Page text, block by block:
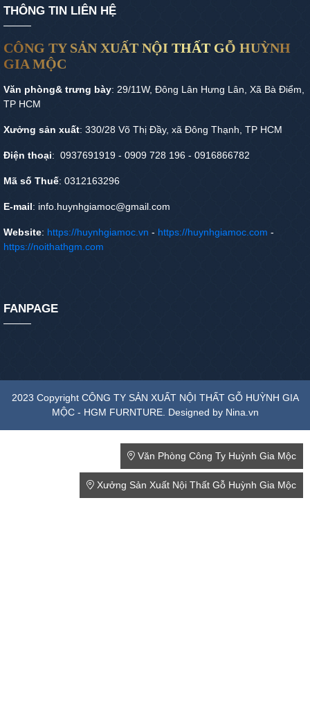
THÔNG TIN LIÊN HỆ
CÔNG TY SẢN XUẤT NỘI THẤT GỖ HUỲNH
GIA MỘC
Văn phòng& trưng bày: 29/11W, Đông Lân Hưng Lân, Xã Bà Điểm,
TP HCM
Xưởng sản xuất: 330/28 Võ Thị Đầy, xã Đông Thạnh, TP HCM
Điện thoại: 0937691919 - 0909 728 196 - 0916866782
Mã số Thuế: 0312163296
E-mail: info.huynhgiamoc@gmail.com
Website: https://huynhgiamoc.vn - https://huynhgiamoc.com -
https://noithathgm.com
FANPAGE
2023 Copyright CÔNG TY SẢN XUẤT NỘI THẤT GỖ HUỲNH GIA
MỘC - HGM FURNTURE. Designed by Nina.vn
Văn Phòng Công Ty Huỳnh Gia Mộc
Xưởng Sản Xuất Nội Thất Gỗ Huỳnh Gia Mộc